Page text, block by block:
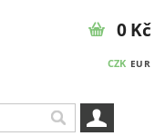
CZK EUR
0 Kč